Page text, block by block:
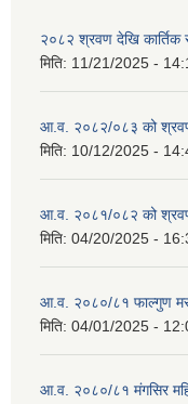
२०८२ श्रवण देखि
मिति: 11/21/2025 -
आ.व. २०८२/०८३ को
मिति: 10/12/2025 -
आ.व. २०८१/०८२ को
मिति: 04/20/2025 -
आ.व. २०८०/८१ फाल्गुण
मिति: 04/01/2025 -
आ.व. २०८०/८१ मंगसिर